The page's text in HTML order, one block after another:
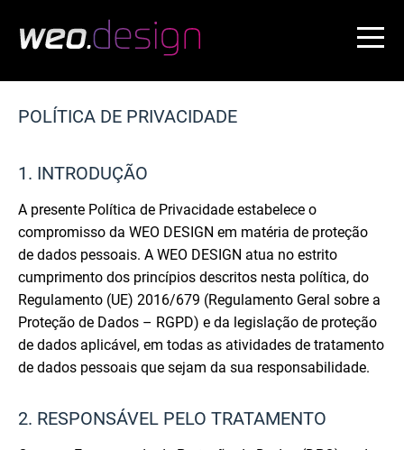
POLÍTICA DE PRIVACIDADE
1. INTRODUÇÃO
A presente Política de Privacidade estabelece o
compromisso da WEO DESIGN em matéria de proteção
de dados pessoais. A WEO DESIGN atua no estrito
cumprimento dos princípios descritos nesta política, do
Regulamento (UE) 2016/679 (Regulamento Geral sobre a
Proteção de Dados – RGPD) e da legislação de proteção
de dados aplicável, em todas as atividades de tratamento
de dados pessoais que sejam da sua responsabilidade.
2. RESPONSÁVEL PELO TRATAMENTO